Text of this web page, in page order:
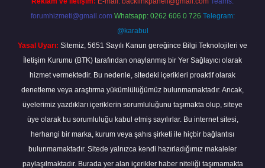
forumhizmeti@gmail.com Whatsapp: 0262 606 0 726 Telegram:
@karabul
Yasal Uyarı: Sitemiz, 5651 Sayılı Kanun gereğince Bilgi Teknolojileri ve
İletişim Kurumu (BTK) tarafından onaylanmış bir Yer Sağlayıcı olarak
hizmet vermektedir. Bu nedenle, sitedeki içerikleri proaktif olarak
denetleme veya araştırma yükümlülüğümüz bulunmamaktadır. Ancak,
üyelerimiz yazdıkları içeriklerin sorumluluğunu taşımakta olup, siteye
üye olarak bu sorumluluğu kabul etmiş sayılırlar. Bu internet sitesi,
herhangi bir marka, kurum veya şahıs şirketi ile hiçbir bağlantısı
bulunmamaktadır. Sitede yalnızca kendi hazırladığımız makaleler
paylaşılmaktadır. Burada yer alan içerikler haber niteliği taşımamakta